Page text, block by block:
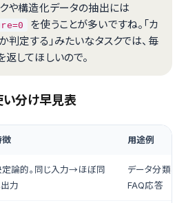
クや構造化データの抽出には
を使うことが多いですね。「カ
判定する」みたいなタスクでは、毎
してほしいので。
分け早見表
徴 用途例
定論的。同じ入力→ほぼ同
出力
データ分類、
FAQ応答